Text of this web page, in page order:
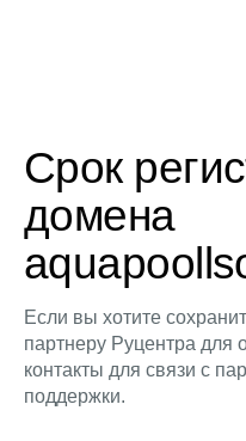
Срок
домена
Если вы хотите
партнеру Руцентра для
контакты для связи с
поддержки.